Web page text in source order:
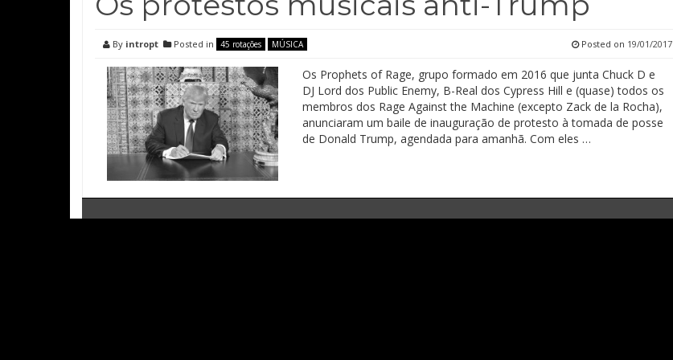
By intropt Posted in 45 rotações MÚSICA Posted on 19/01/2017
Os Prophets of Rage, grupo formado em 2016 que junta Chuck D e
DJ Lord dos Public Enemy, B-Real dos Cypress Hill e (quase) todos os
membros dos Rage Against the Machine (excepto Zack de la Rocha),
anunciaram um baile de inauguração de protesto à tomada de posse
de Donald Trump, agendada para amanhã. Com eles …